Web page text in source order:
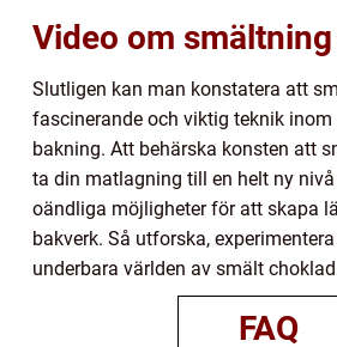
Video om
Slutligen kan man konstatera att
fascinerande och viktig teknik
bakning. Att behärska konsten att
ta din matlagning till en helt ny
oändliga möjligheter för att skapa
bakverk. Så utforska,
underbara världen av smält
FAQ